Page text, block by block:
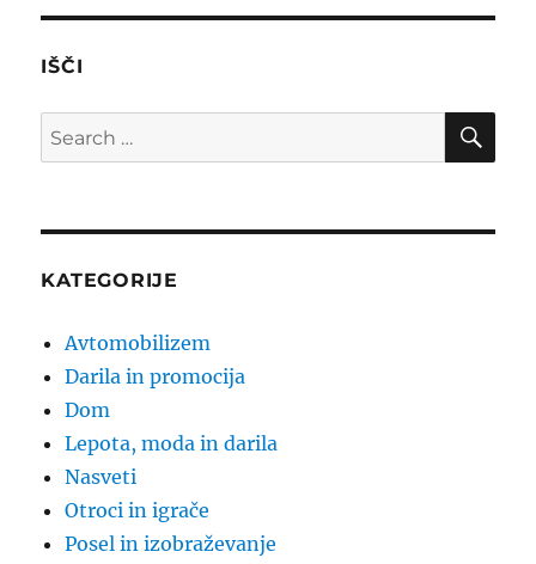
IŠČI
Search
for:
KATEGORIJE
Avtomobilizem
Darila in promocija
Dom
Lepota, moda in darila
Nasveti
Otroci in igrače
Posel in izobraževanje